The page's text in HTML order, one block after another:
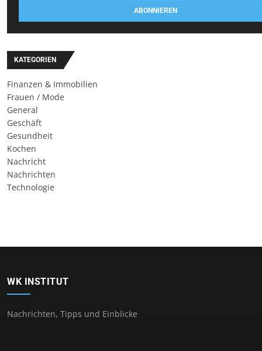
ABONNIEREN
KATEGORIEN
Finanzen & Immobilien
Frauen / Mode
General
Geschäft
Gesundheit
Kochen
Nachricht
Nachrichten
Technologie
WK INSTITUT
Nachrichten, Tipps und Einblicke